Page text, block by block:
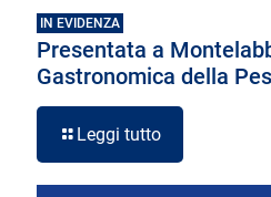
IN EVIDENZA
Presentata a
Gastronomica della
Leggi tutto